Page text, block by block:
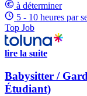
à déterminer
5 - 10 heures par
Top Job
lire la suite
Babysitter /
Étudiant)